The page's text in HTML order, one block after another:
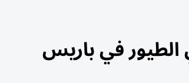
الطيور في باريس